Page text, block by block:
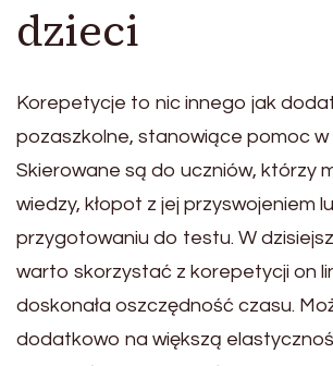
dzieci
Korepetycje to nic innego jak
pozaszkolne, stanowiące pomoc w
Skierowane są do uczniów, którzy
wiedzy, kłopot z jej przyswojeniem
przygotowaniu do testu. W
warto skorzystać z korepetycji on
doskonała oszczędność czasu.
dodatkowo na większą